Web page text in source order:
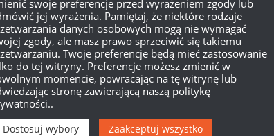
Po wypełnieniu całego zestawu misji,
ukończyć prostą misję jubileuszową w
za nią jubileuszowe monety. Wymieniajcie
personalizacje w specjalnym
swoje preferencje przed wyrażeniem zgody lub
jej wyrażenia. Pamiętaj, że niektóre rodzaje
danych osobowych mogą nie wymagać
zgody, ale masz prawo sprzeciwić się takiemu
Twoje preferencje będą mieć zastosowanie
do tej witryny. Preferencje możesz zmienić w
momencie, powracając na tę witrynę lub
stronę zawierającą naszą politykę
Dostosuj wybory Zaakceptuj wszystko